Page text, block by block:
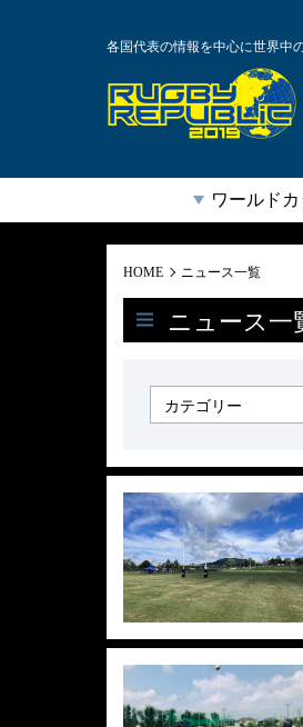
各国代表の情報を中心に世界中
ワールド
HOME ニュース一覧
ニュース一